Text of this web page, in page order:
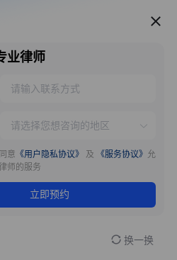
服务推荐
业律师
意 《用户隐私协议》 及 《服务协议》 允
师的服务
立即预约
换一换